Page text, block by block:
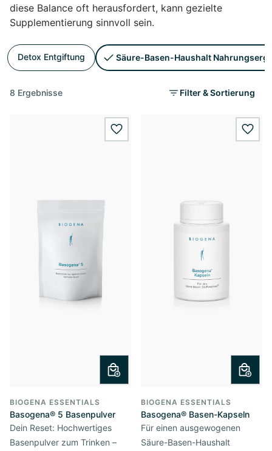
diese Balance oft herausfordert, kann gezielte
Supplementierung sinnvoll sein.
Detox Entgiftung Säure-Basen-Haushalt
8 Ergebnisse Filter & Sortierung
wishlist.add
BIOGENA ESSENTIALS
Basogena® 5 Basenpulver
Dein Reset: Hochwertiges
Basenpulver zum Trinken –
BIOGENA ESSENTIALS
Basogena® Basen-Kapseln
Für einen ausgewogenen
Säure-Basen-Haushalt